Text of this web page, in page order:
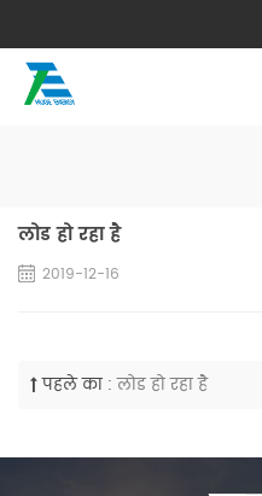
लोड हो रहा है
2019-12-16
पहले का : लोड हो रहा है